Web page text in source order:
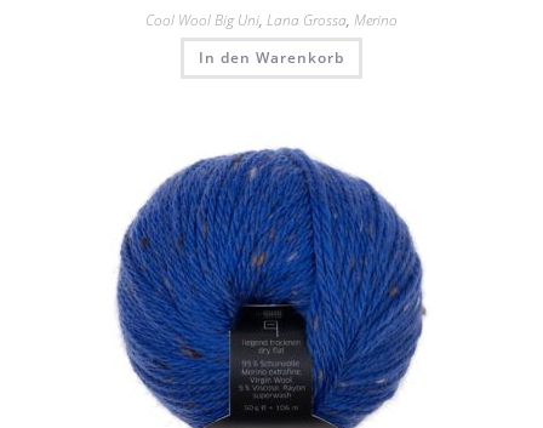
Cool Wool Big Uni, Lana Grossa, Merino
In den Warenkorb